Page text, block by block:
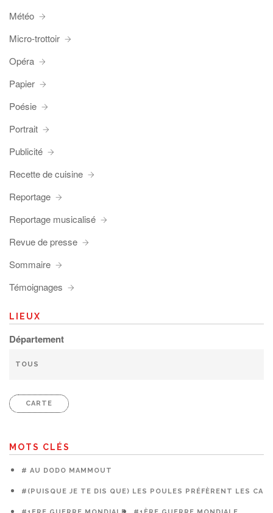
Météo
Micro-trottoir
Opéra
Papier
Poésie
Portrait
Publicité
Recette de cuisine
Reportage
Reportage musicalisé
Revue de presse
Sommaire
Témoignages
LIEUX
Département
CARTE
MOTS CLÉS
# AU DODO MAMMOUT
#(PUISQUE JE TE DIS QUE) LES POULES PRÉFÈRENT LES